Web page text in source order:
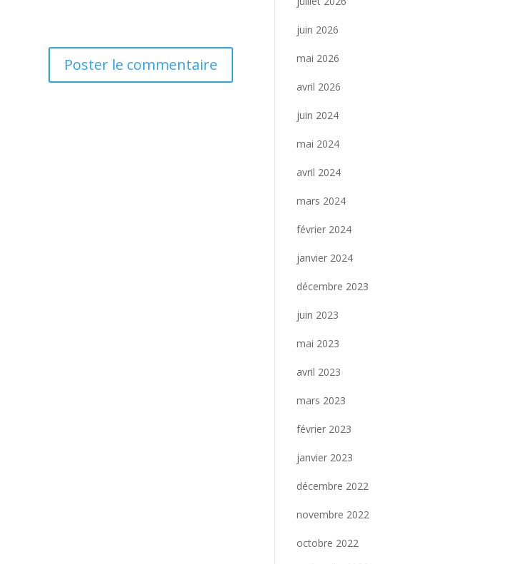
juin 2026
mai 2026
avril 2026
juin 2024
mai 2024
avril 2024
mars 2024
février 2024
janvier 2024
décembre 2023
juin 2023
mai 2023
avril 2023
mars 2023
février 2023
janvier 2023
décembre 2022
novembre 2022
octobre 2022